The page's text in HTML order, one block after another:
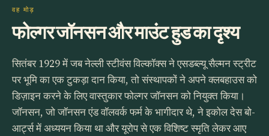
वह मोड़
फोल्गर जॉनसन और माउंट हुड का दृश्य
सितंबर 1929 में जब नेल्ली स्टीवंस विल्कॉक्स ने एसडब्ल्यू सैल्मन स्ट्रीट
पर भूमि का एक टुकड़ा दान किया, तो संस्थापकों ने अपने क्लबहाउस को
डिज़ाइन करने के लिए वास्तुकार फोल्गर जॉनसन को नियुक्त किया।
जॉनसन, जो जॉनसन एंड वॉलवर्क फर्म के भागीदार थे, ने इकोल देस बो-
आर्ट्स में अध्ययन किया था और यूरोप से एक विशिष्ट स्मृति लेकर आए